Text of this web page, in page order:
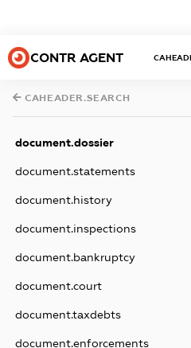
CONTR AGENT
CAHEADER.SEARCH
document.dossier
document.statements
document.history
document.inspections
document.bankruptcy
document.court
document.taxdebts
document.enforcements